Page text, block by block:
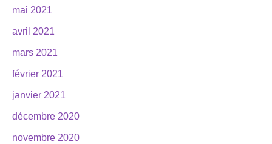
mai 2021
avril 2021
mars 2021
février 2021
janvier 2021
décembre 2020
novembre 2020